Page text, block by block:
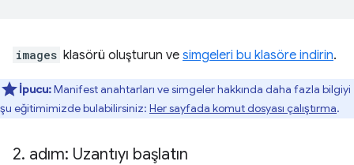
images klasörü oluşturun ve simgeleri bu klasöre indirin.
İpucu:Manifest anahtarları ve simgeler hakkında daha fazla bilgiyi
şu eğitimimizde bulabilirsiniz: Her sayfada komut dosyası çalıştırma.
2. adım: Uzantıyı başlatın